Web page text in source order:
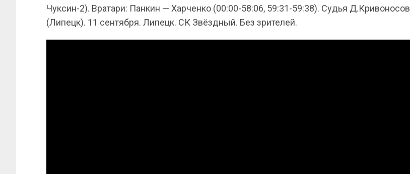
Чуксин-2). Вратари: Панкин — Харченко (00:00-58:06, 59:31-59:38). Судья Д.Кривоносов
(Липецк). 11 сентября. Липецк. СК Звёздный. Без зрителей.